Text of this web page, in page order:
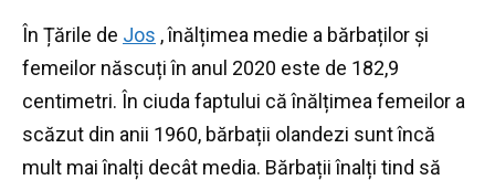
În Țările de Jos , înălțimea medie a bărbaților și
femeilor născuți în anul 2020 este de 182,9
centimetri. În ciuda faptului că înălțimea femeilor a
scăzut din anii 1960, bărbații olandezi sunt încă
mult mai înalți decât media. Bărbații înalți tind să